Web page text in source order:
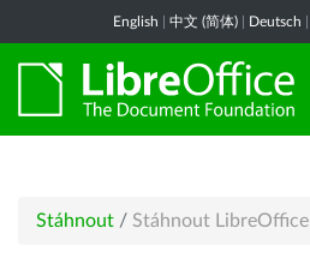
English 中文 (简体) Deutsch
Stáhnout / Stáhnout LibreOffice